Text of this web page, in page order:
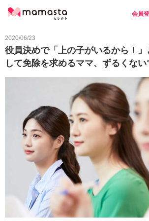
会員
2020/06/23
役員決めで「上の子がいるから！
して免除を求めるママ、ずるくない